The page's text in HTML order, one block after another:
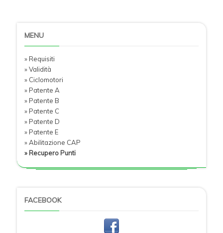
MENU
» Requisiti
» Validità
» Ciclomotori
» Patente A
» Patente B
» Patente C
» Patente D
» Patente E
» Abilitazione CAP
» Recupero Punti
FACEBOOK